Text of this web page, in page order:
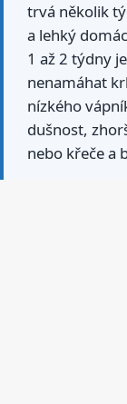
trvá několik
a lehký
1 až 2 týdny
nenamáhat
nízkého
dušnost,
nebo křeče a